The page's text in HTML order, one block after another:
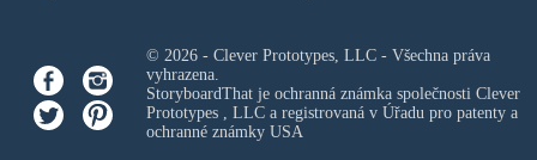
© 2026 - Clever Prototypes, LLC - Všechna práva
vyhrazena.
StoryboardThat je ochranná známka společnosti Clever
Prototypes , LLCa registrovaná v Úřadu pro patenty a
ochranné známky USA